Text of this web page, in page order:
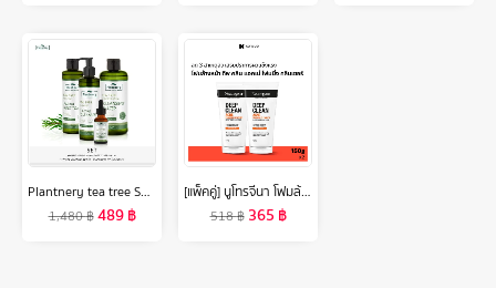
Plantnery tea tree Set Exclusive First Toner /Intense Serum /Facial Cleanser /First Cleansing Water
1,480฿489฿
[แพ็คคู่] นูโทรจีนา โฟมล้างหน้า ดีพ คลีน แอคเน่ โฟมมิ่ง คลีนเซอร์ 150 ก. x 2 Neutrogena Deep Clean Acne Foaming Cleanser 150g. x 2, โฟมล้างหน้า วิปโฟมอะมิโน, Salicylic Acid + IPMP, ลดการเกิดสิวใหม่ ลดการอุดตัน ลดความมันส่วนเกิน
518฿ 365 ฿